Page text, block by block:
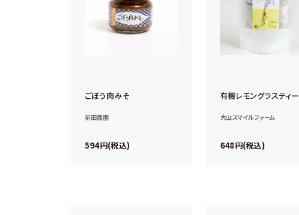
ごぼう肉みそ
前田農園
594 税込
有機レモングラスティー
大山スマイルファーム
648 税込